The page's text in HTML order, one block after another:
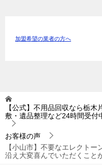
加盟希望の業者の方へ
【公式】不用品回収なら栃
敷・遺品整理など24時間受付
お客様の声
【小山市】不要なエレクト
沿え大変喜んでいただくこと